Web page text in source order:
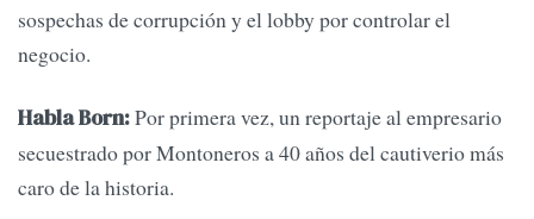
sospechas de corrupción y el lobby por controlar el
negocio.
Habla Born:Por primera vez, un reportaje al empresario
secuestrado por Montoneros a 40 años del cautiverio más
caro de la historia.